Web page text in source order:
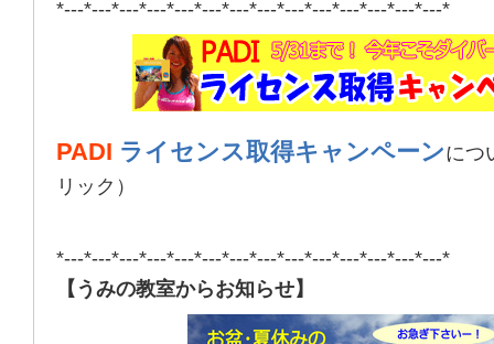
*---*---*---*---*---*---*---*---*---*---*---*---*---*---*
PADI ライセンス取得キャンペーンにつ
リック）
*---*---*---*---*---*---*---*---*---*---*---*---*---*---*
【うみの教室からお知らせ】